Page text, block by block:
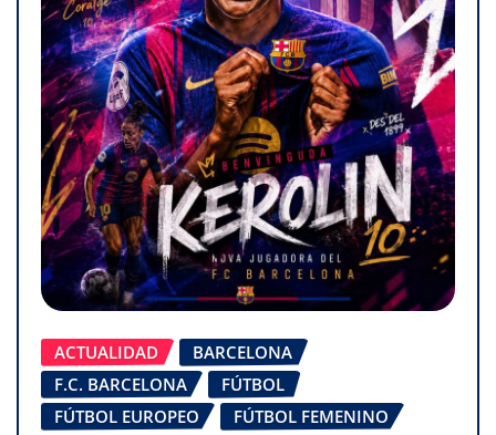
ACTUALIDAD
BARCELONA
F.C. BARCELONA
FÚTBOL
FÚTBOL EUROPEO
FÚTBOL FEMENINO